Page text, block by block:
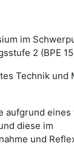
im
2 (BPE
Technik und
aufgrund
diese im
und